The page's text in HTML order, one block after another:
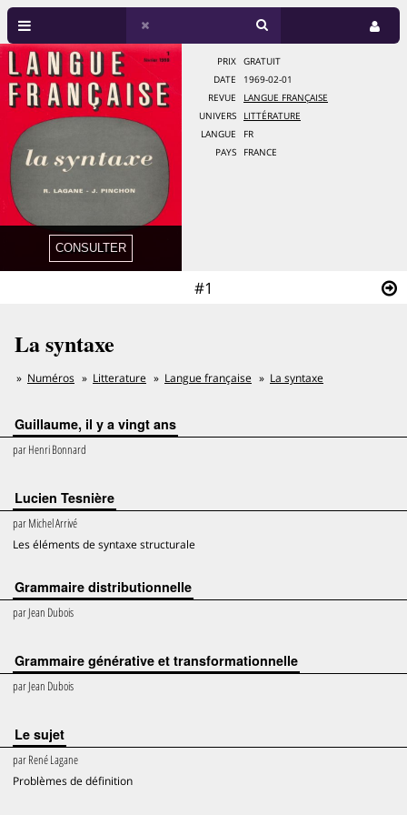
#1
PRIX
GRATUIT
DATE
1969-02-01
REVUE
LANGUE FRANÇAISE
UNIVERS
LITTÉRATURE
LANGUE
FR
PAYS
FRANCE
La syntaxe
Numéros Litterature Langue française La syntaxe
Guillaume, il y a vingt ans
parHenri Bonnard
Lucien Tesnière
parMichel Arrivé
Les éléments de syntaxe structurale
Grammaire distributionnelle
parJean Dubois
Grammaire générative et transformationnelle
parJean Dubois
Le sujet
parRené Lagane
Problèmes de définition